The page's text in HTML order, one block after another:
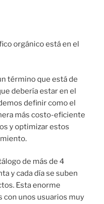
orgánico está en el
término que está de
debería estar en el
definir como el
más costo-eficiente
y optimizar estos
de más de 4
y cada día se suben
Esta enorme
unos usuarios muy